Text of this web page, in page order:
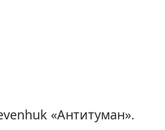
для очистки оптики
«Антитуман».